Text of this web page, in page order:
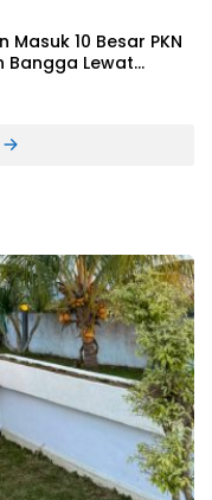
10 Besar PKN
Bangga Lewat